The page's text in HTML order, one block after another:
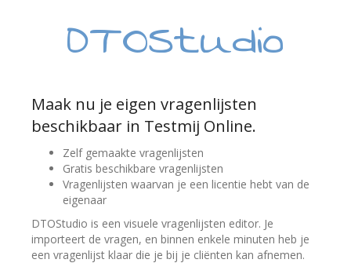
DTOStudio
Maak nu je eigen vragenlijsten
beschikbaar in Testmij Online.
Zelf gemaakte vragenlijsten
Gratis beschikbare vragenlijsten
Vragenlijsten waarvan je een licentie hebt van de
eigenaar
DTOStudio is een visuele vragenlijsten editor. Je
importeert de vragen, en binnen enkele minuten heb je
een vragenlijst klaar die je bij je cliënten kan afnemen.